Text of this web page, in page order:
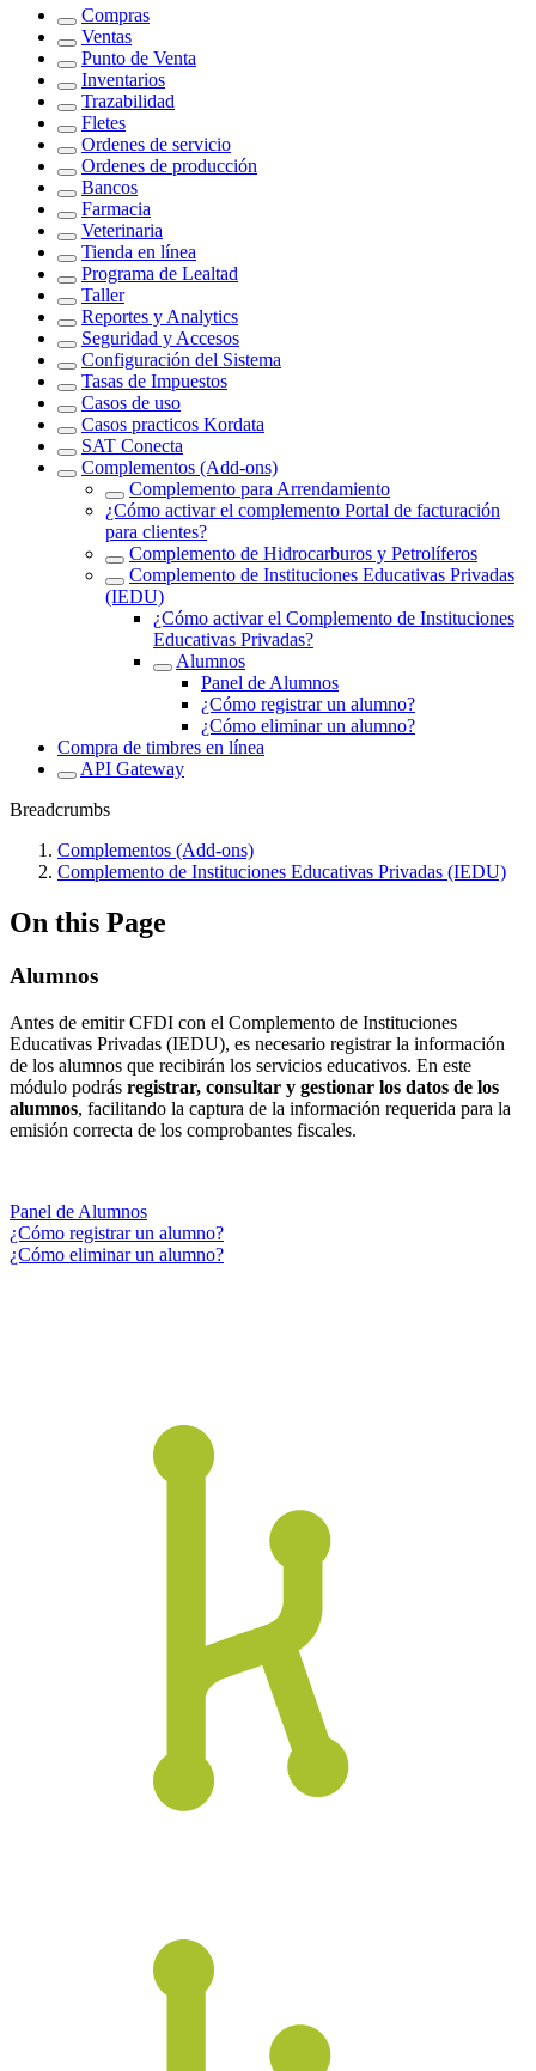
Compras
Ventas
Punto de Venta
Inventarios
Trazabilidad
Fletes
Ordenes de servicio
Ordenes de producción
Bancos
Farmacia
Veterinaria
Tienda en línea
Programa de Lealtad
Taller
Reportes y Analytics
Seguridad y Accesos
Configuración del Sistema
Tasas de Impuestos
Casos de uso
Casos practicos Kordata
SAT Conecta
Complementos (Add-ons)
Complemento para Arrendamiento
¿Cómo activar el complemento Portal de facturación
para clientes?
Complemento de Hidrocarburos y Petrolíferos
Complemento de Instituciones Educativas Privadas
(IEDU)
¿Cómo activar el Complemento de Instituciones
Educativas Privadas?
Alumnos
Panel de Alumnos
¿Cómo registrar un alumno?
¿Cómo eliminar un alumno?
Compra de timbres en línea
API Gateway
Breadcrumbs
Complementos (Add-ons)
Complemento de Instituciones Educativas Privadas (IEDU)
On this Page
Alumnos
Antes de emitir CFDI con el Complemento de Instituciones
Educativas Privadas (IEDU), es necesario registrar la información
de los alumnos que recibirán los servicios educativos. En este
módulo podrás registrar, consultar y gestionar los datos de los
alumnos, facilitando la captura de la información requerida para la
emisión correcta de los comprobantes fiscales.
Panel de Alumnos
¿Cómo registrar un alumno?
¿Cómo eliminar un alumno?